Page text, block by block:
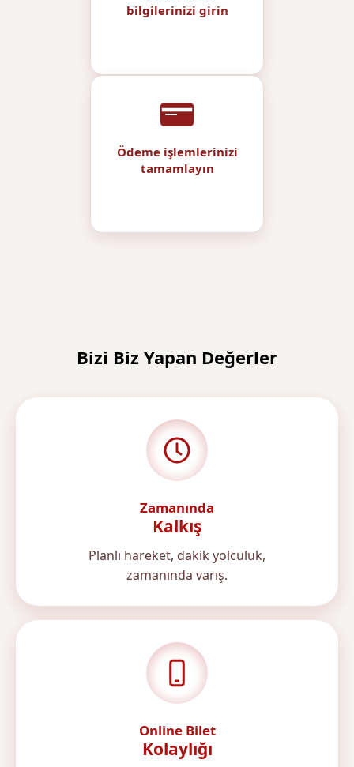
bilgilerinizi girin
Ödeme işlemlerinizi
tamamlayın
Bizi Biz Yapan Değerler
Zamanında
Kalkış
Planlı hareket, dakik yolculuk,
zamanında varış.
Online Bilet
Kolaylığı